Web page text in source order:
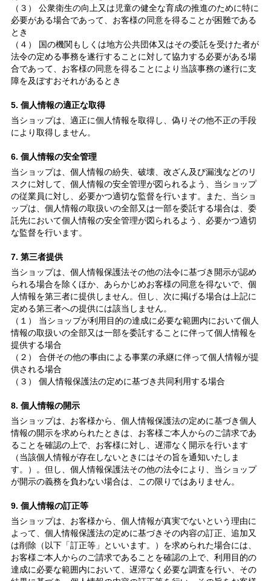
（３） 公衆衛生の向上又は児童の健全な育成の推進のために特に
必要がある場合であって、お客様の同意を得ることが困難である
とき
（４） 国の機関もしくは地方公共団体又はその委託を受けた者が
法令の定める事務を遂行することに対して協力する必要がある場
合であって、お客様の同意を得ることにより当該事務の遂行に支
障を及ぼすおそれがあるとき
5. 個人情報の適正な取得
当ショップは、適正に個人情報を取得し、偽りその他不正の手段
により取得しません。
6. 個人情報の安全管理
当ショップは、個人情報の紛失、破壊、改ざん及び漏洩などのリ
スクに対して、個人情報の安全管理が図られるよう、当ショップ
の従業員に対し、必要かつ適切な監督を行います。また、当ショ
ップは、個人情報の取扱いの全部又は一部を委託する場合は、委
託先において個人情報の安全管理が図られるよう、必要かつ適切
な監督を行います。
7. 第三者提供
当ショップは、個人情報保護法その他の法令に基づき開示が認め
られる場合を除くほか、あらかじめお客様の同意を得ないで、個
人情報を第三者に提供しません。但し、次に掲げる場合は上記に
定める第三者への提供には該当しません。
（１） 当ショップが利用目的の達成に必要な範囲内において個人
情報の取扱いの全部又は一部を委託することに伴って個人情報を
提供する場合
（２） 合併その他の事由による事業の承継に伴って個人情報が提
供される場合
（３） 個人情報保護法の定めに基づき共同利用する場合
8. 個人情報の開示
当ショップは、お客様から、個人情報保護法の定めに基づき個人
情報の開示を求められたときは、お客様ご本人からのご請求であ
ることを確認の上で、お客様に対し、遅滞なく開示を行います
（当該個人情報が存在しないときにはその旨を通知いたしま
す。）。但し、個人情報保護法その他の法令により、当ショップ
が開示の義務を負わない場合は、この限りではありません。
9. 個人情報の訂正等
当ショップは、お客様から、個人情報が真実でないという理由に
よって、個人情報保護法の定めに基づきその内容の訂正、追加又
は削除（以下「訂正等」といいます。）を求められた場合には、
お客様ご本人からのご請求であることを確認の上で、利用目的の
達成に必要な範囲内において、遅滞なく必要な調査を行い、その